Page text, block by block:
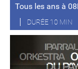
Tous les ans à
DURÉE 10 MIN